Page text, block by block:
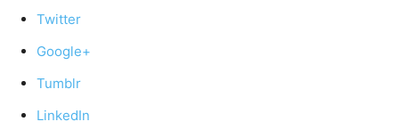
Twitter
Google+
Tumblr
LinkedIn